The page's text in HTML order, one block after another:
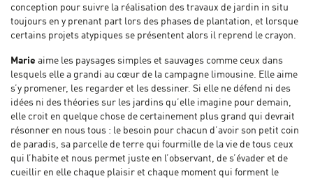
conception pour suivre la réalisation des travaux de jardin in situ
toujours en y prenant part lors des phases de plantation, et lorsque
certains projets atypiques se présentent alors il reprend le crayon.
Marie aime les paysages simples et sauvages comme ceux dans
lesquels elle a grandi au cœur de la campagne limousine. Elle aime
s’y promener, les regarder et les dessiner. Si elle ne défend ni des
idées ni des théories sur les jardins qu’elle imagine pour demain,
elle croit en quelque chose de certainement plus grand qui devrait
résonner en nous tous : le besoin pour chacun d’avoir son petit coin
de paradis, sa parcelle de terre qui fourmille de la vie de tous ceux
qui l’habite et nous permet juste en l’observant, de s’évader et de
cueillir en elle chaque plaisir et chaque moment qui forment le